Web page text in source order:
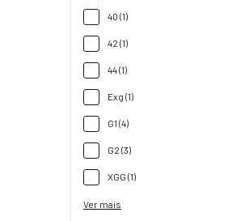
40 (1)
42 (1)
44 (1)
Exg (1)
G1 (4)
G2 (3)
XGG (1)
Ver mais